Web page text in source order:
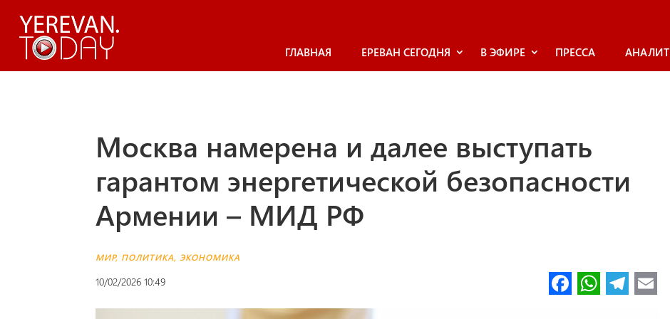
ГЛАВНАЯ ЕРЕВАН СЕГОДНЯ В ЭФИРЕ ПРЕССА
Москва намерена и далее выступать
гарантом энергетической безопасности
Армении – МИД РФ
МИР, ПОЛИТИКА, ЭКОНОМИКА
10/02/2026 10:49 Fa W Te